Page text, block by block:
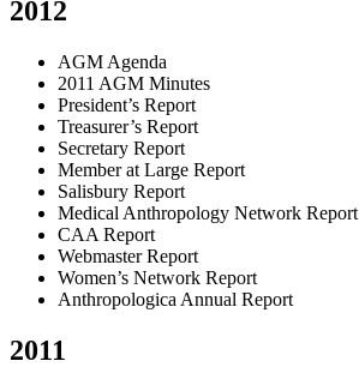
2012
AGM Agenda
2011 AGM Minutes
President’s Report
Treasurer’s Report
Secretary Report
Member at Large Report
Salisbury Report
Medical Anthropology Network Report
CAA Report
Webmaster Report
Women’s Network Report
Anthropologica Annual Report
2011